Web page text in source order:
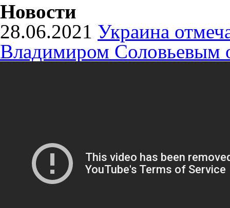
Новости
28.06.2021 Украина
Владимиром Соловьевым